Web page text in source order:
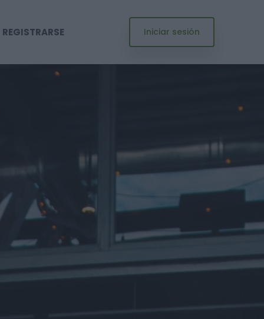
REGISTRARSE Iniciar sesión